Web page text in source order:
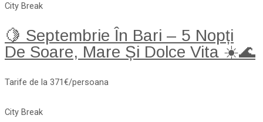
City Break
🍋 Septembrie În Bari – 5 Nopți
De Soare, Mare Și Dolce Vita ☀️🌊
Tarife de la 371€/persoana
City Break